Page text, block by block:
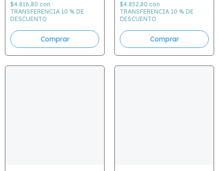
$4.816,80 con
TRANSFERENCIA 10 % DE
DESCUENTO
$4.852,80 con
TRANSFERENCIA 10 % DE
DESCUENTO